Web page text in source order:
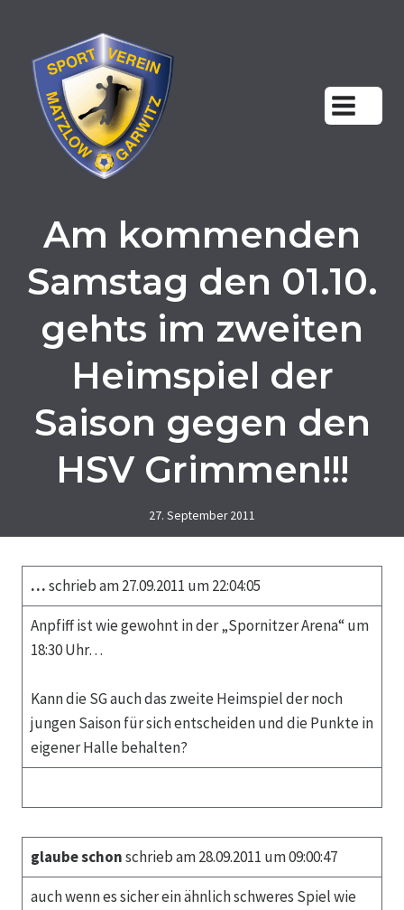
springen
Am kommenden
Samstag den 01.10.
gehts im zweiten
Heimspiel der
Saison gegen den
HSV Grimmen!!!
27. September 2011
…schrieb am 27.09.2011 um 22:04:05
Anpfiff ist wie gewohnt in der „Spornitzer Arena“ um
18:30 Uhr…
Kann die SG auch das zweite Heimspiel der noch
jungen Saison für sich entscheiden und die Punkte in
eigener Halle behalten?
glaube schonschrieb am 28.09.2011 um 09:00:47
auch wenn es sicher ein ähnlich schweres Spiel wie